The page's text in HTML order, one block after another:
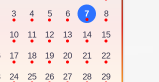
3 4 5 6 7 8
10 11 12 13 14 15
17 18 19 20 21 22
24 25 26 27 28 29